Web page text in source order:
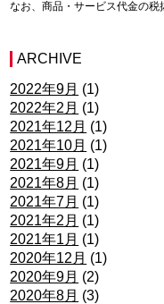
なお、商品・サービス代金の税
ARCHIVE
2022年9月 (1)
2022年2月 (1)
2021年12月 (1)
2021年10月 (1)
2021年9月 (1)
2021年8月 (1)
2021年7月 (1)
2021年2月 (1)
2021年1月 (1)
2020年12月 (1)
2020年9月 (2)
2020年8月 (3)